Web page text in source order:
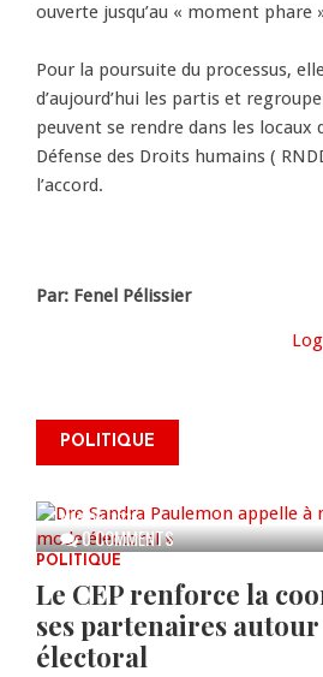
ouverte jusqu’au « moment phare
Pour la poursuite du processus,
d’aujourd’hui les partis et
peuvent se rendre dans les locaux
Défense des Droits humains (
l’accord.
Par: Fenel Pélissier
POLITIQUE
0 COMMENTS
mettre Haïti en «
» à travers une vaste
AUG 06, 2026
POLITIQUE
Le CEP renforce la
ses partenaires
électoral